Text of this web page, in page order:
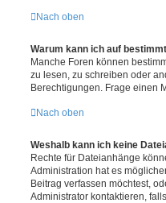
Nach oben
Warum kann ich auf
Manche Foren können
zu lesen, zu schreiben oder
Berechtigungen. Frage einen
Nach oben
Weshalb kann ich keine
Rechte für Dateianhänge
Administration hat es
Beitrag verfassen möchtest,
Administrator kontaktieren,